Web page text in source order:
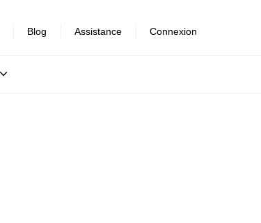
Blog Assistance Connexion